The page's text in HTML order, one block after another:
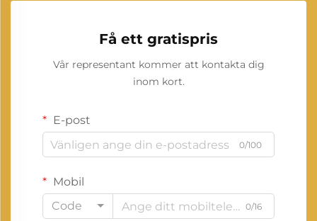
Få ett gratispris
Vår representant kommer att kontakta dig
inom kort.
E-post
0/100
Mobil
Code
0/16